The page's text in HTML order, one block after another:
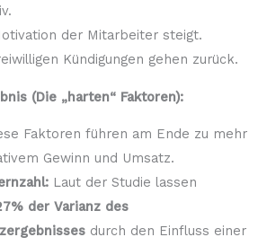
der Mitarbeiter steigt.
Kündigungen gehen zurück.
(Die „harten“ Faktoren):
Faktoren führen am Ende zu mehr
Gewinn und Umsatz.
Laut der Studie lassen
der Varianz des
durch den Einfluss einer